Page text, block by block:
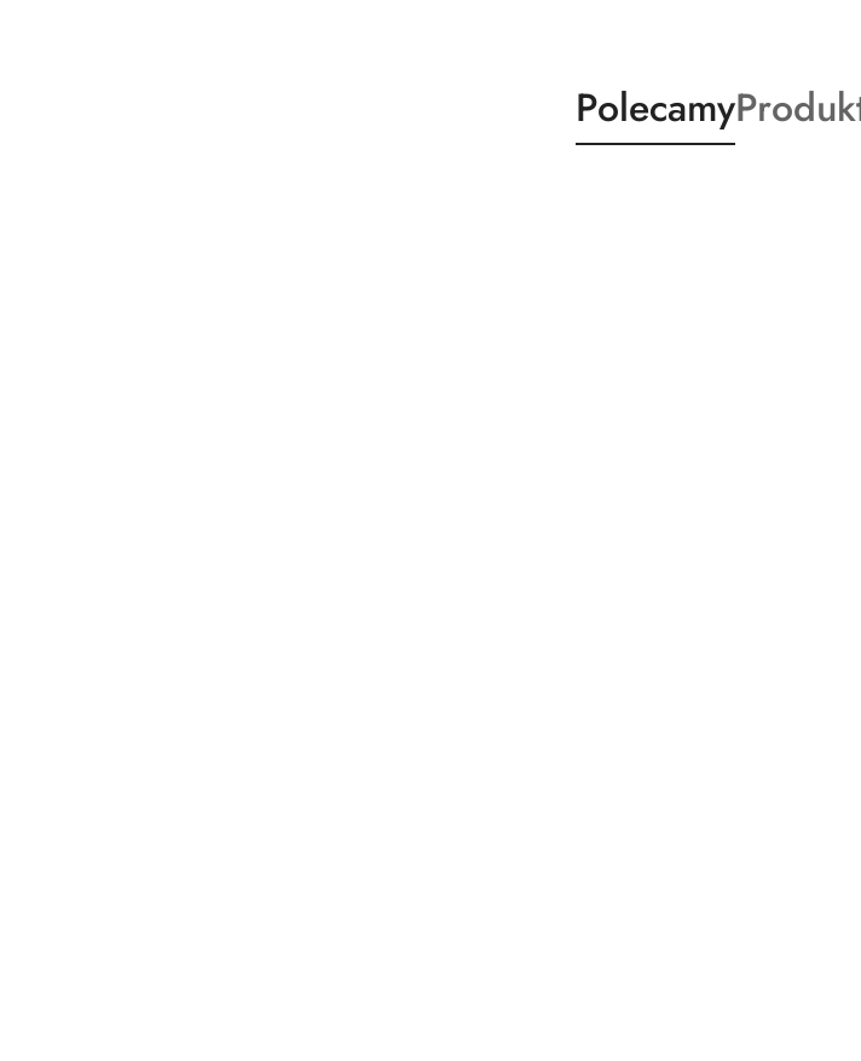
Produkty
o
Polecamy
o